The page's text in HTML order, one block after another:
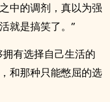
中的调剂，真以为强
就是搞笑了。”
有选择自己生活的
和那种只能憋屈的选